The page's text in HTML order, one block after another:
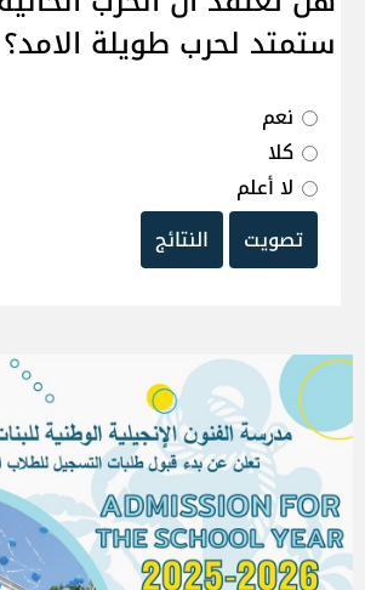
ستمتد لحرب طويلة الامد؟
نعم
كلا
لا أعلم
تصويت
النتائج